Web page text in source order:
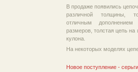
В продаже появились
различной толщины,
отличным
размеров, толстая цепь
кулона.
На некоторых моделях
Новое поступление -